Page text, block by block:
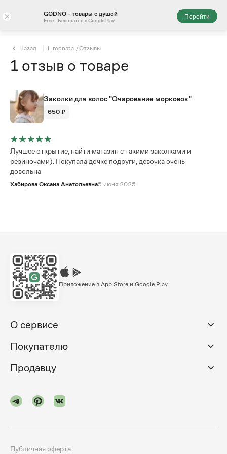
× GODNO - товары с душой
Free - Бесплатно в Google Play
Перейти
Назад Limonata /Отзывы
1 отзыв о товаре
Заколки для волос "Очарование морковок"
650 ₽
Лучшее открытие, найти магазин с такими заколками и
резиночами). Покупала дочке подруги, девочка очень
довольна
Хабирова Оксана Анатольевна5 июня 2025
Приложение в App Store и Google Play
О сервисе
Покупателю
Продавцу
Публичная оферта